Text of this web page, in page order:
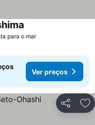
para o mar
Ver preços
Partilhar